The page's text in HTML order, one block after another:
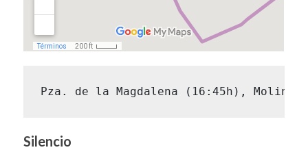
Pza. de la Magdalena (16:45h),
Silencio